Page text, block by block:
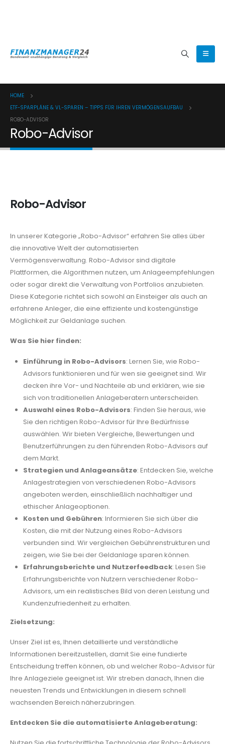
HOME
ETF-SPARPLÄNE & VL-SPAREN – TIPPS FÜR IHREN VERMÖGENSAUFBAU
ROBO-ADVISOR
Robo-Advisor
Robo-Advisor
In unserer Kategorie „Robo-Advisor“ erfahren Sie alles über
die innovative Welt der automatisierten
Vermögensverwaltung. Robo-Advisor sind digitale
Plattformen, die Algorithmen nutzen, um Anlageempfehlungen
oder sogar direkt die Verwaltung von Portfolios anzubieten.
Diese Kategorie richtet sich sowohl an Einsteiger als auch an
erfahrene Anleger, die eine effiziente und kostengünstige
Möglichkeit zur Geldanlage suchen.
Was Sie hier finden:
Einführung in Robo-Advisors: Lernen Sie, wie Robo-
Advisors funktionieren und für wen sie geeignet sind. Wir
decken ihre Vor- und Nachteile ab und erklären, wie sie
sich von traditionellen Anlageberatern unterscheiden.
Auswahl eines Robo-Advisors: Finden Sie heraus, wie
Sie den richtigen Robo-Advisor für Ihre Bedürfnisse
auswählen. Wir bieten Vergleiche, Bewertungen und
Benutzerführungen zu den führenden Robo-Advisors auf
dem Markt.
Strategien und Anlageansätze: Entdecken Sie, welche
Anlagestrategien von verschiedenen Robo-Advisors
angeboten werden, einschließlich nachhaltiger und
ethischer Anlageoptionen.
Kosten und Gebühren: Informieren Sie sich über die
Kosten, die mit der Nutzung eines Robo-Advisors
verbunden sind. Wir vergleichen Gebührenstrukturen und
zeigen, wie Sie bei der Geldanlage sparen können.
Erfahrungsberichte und Nutzerfeedback: Lesen Sie
Erfahrungsberichte von Nutzern verschiedener Robo-
Advisors, um ein realistisches Bild von deren Leistung und
Kundenzufriedenheit zu erhalten.
Zielsetzung:
Unser Ziel ist es, Ihnen detaillierte und verständliche
Informationen bereitzustellen, damit Sie eine fundierte
Entscheidung treffen können, ob und welcher Robo-Advisor für
Ihre Anlageziele geeignet ist. Wir streben danach, Ihnen die
neuesten Trends und Entwicklungen in diesem schnell
wachsenden Bereich näherzubringen.
Entdecken Sie die automatisierte Anlageberatung: